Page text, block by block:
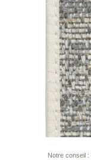
Notre conseil :